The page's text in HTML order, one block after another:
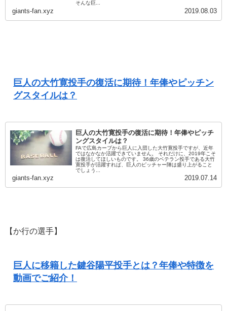
そんな巨...
giants-fan.xyz 2019.08.03
巨人の大竹寛投手の復活に期待！年俸やピッチン
グスタイルは？
巨人の大竹寛投手の復活に期待！年俸やピッチ
ングスタイルは？
FAで広島カープから巨人に入団した大竹寛投手ですが、近年
ではなかなか活躍できていません。 それだけに、2019年こそ
は復活してほしいものです。 36歳のベテラン投手である大竹
寛投手が活躍すれば、巨人のピッチャー陣は盛り上がること
でしょう...
giants-fan.xyz 2019.07.14
【か行の選手】
巨人に移籍した鍵谷陽平投手とは？年俸や特徴を
動画でご紹介！